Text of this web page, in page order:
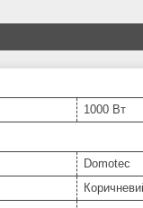
1000 Вт
Domotec